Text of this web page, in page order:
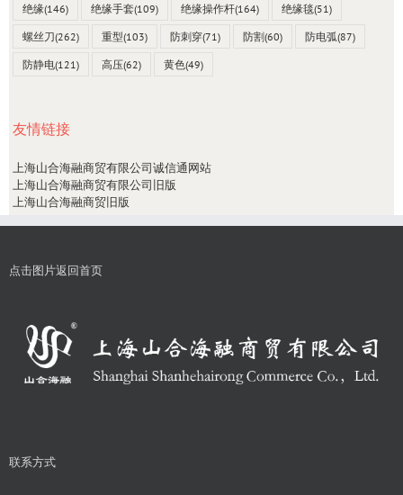
绝缘(146) 绝缘手套(109) 绝缘操作杆(164) 绝缘毯(51)
螺丝刀(262) 重型(103) 防刺穿(71) 防割(60) 防电弧(87)
防静电(121) 高压(62) 黄色(49)
友情链接
上海山合海融商贸有限公司诚信通网站
上海山合海融商贸有限公司旧版
上海山合海融商贸旧版
点击图片返回首页
联系方式